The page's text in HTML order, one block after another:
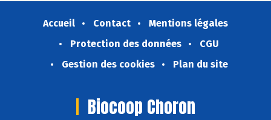
Accueil Contact
Mentions légales
Protection des données
CGU
Gestion des cookies
Plan du site
Biocoop Choron